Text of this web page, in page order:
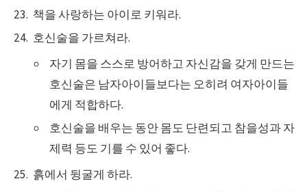
책을 사랑하는 아이로 키워라.
호신술을 가르쳐라.
자기 몸을 스스로 방어하고 자신감을 갖게 만드는
호신술은 남자아이들보다는 오히려 여자아이들
에게 적합하다.
호신술을 배우는 동안 몸도 단련되고 참을성과 자
제력 등도 기를 수 있어 좋다.
흙에서 뒹굴게 하라.